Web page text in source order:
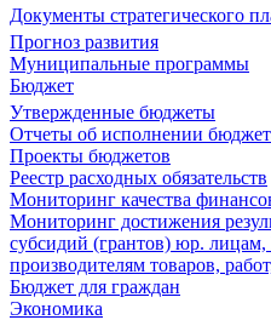
Документы стратегического
Прогноз развития
Муниципальные программы
Бюджет
Утвержденные бюджеты
Отчеты об исполнении
Проекты бюджетов
Реестр расходных обязательств
Мониторинг качества
Мониторинг достижения
субсидий (грантов) юр.
производителям товаров,
Бюджет для граждан
Экономика